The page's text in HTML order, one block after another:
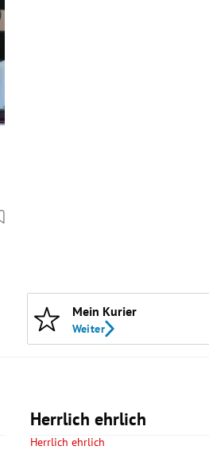
Mein Kurier
Weiter
Herrlich ehrlich
Herrlich ehrlich